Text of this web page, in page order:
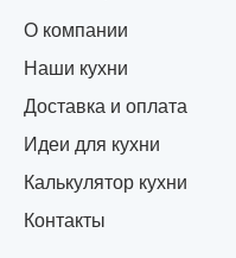
О компании
Наши кухни
Доставка и оплата
Идеи для кухни
Калькулятор кухни
Контакты